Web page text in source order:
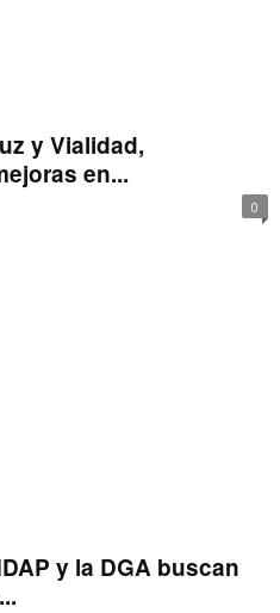
y Vialidad,
en...
0
y la DGA buscan